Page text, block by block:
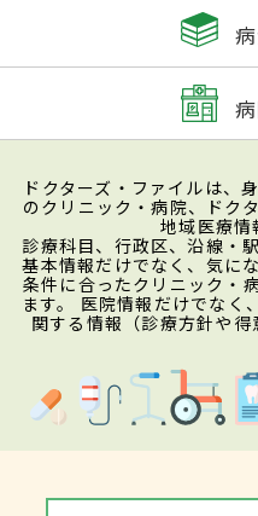
ドクターズ・ファイルは、
のクリニック・病院、ドク
地域医療情
診療科目、行政区、沿線・
基本情報だけでなく、気に
条件に合ったクリニック・
ます。 医院情報だけでなく
関する情報（診療方針や得